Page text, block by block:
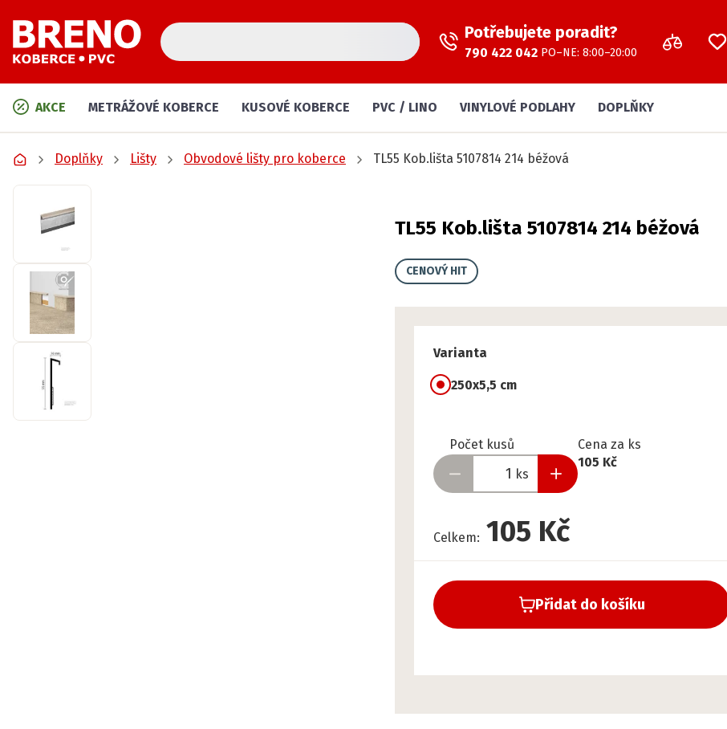
Potřebujete poradit?
790 422 042 PO–NE: 8:00–20:00
AKCE METRÁŽOVÉ KOBERCE KUSOVÉ KOBERCE PVC / LINO VINYLOVÉ PODLAHY DOPLŇKY
Doplňky Lišty Obvodové lišty pro koberce TL55 Kob.lišta 5107814 214 béžová
TL55 Kob.lišta 5107814 214 béžová
CENOVÝ HIT
Varianta
250x5,5 cm
Počet kusů
ks
Připraveno
Cena za ks
105 Kč
Celkem: 105 Kč
Přidat do košíku